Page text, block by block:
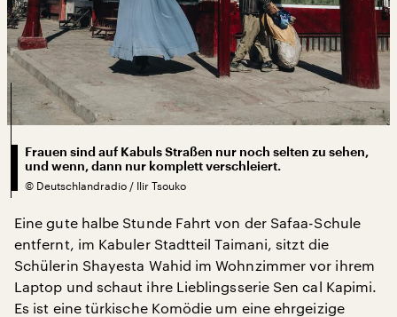
Frauen sind auf Kabuls Straßen nur noch selten zu sehen,
und wenn, dann nur komplett verschleiert.
© Deutschlandradio / Ilir Tsouko
Eine gute halbe Stunde Fahrt von der Safaa-Schule
entfernt, im Kabuler Stadtteil Taimani, sitzt die
Schülerin Shayesta Wahid im Wohnzimmer vor ihrem
Laptop und schaut ihre Lieblingsserie Sen cal Kapimi.
Es ist eine türkische Komödie um eine ehrgeizige